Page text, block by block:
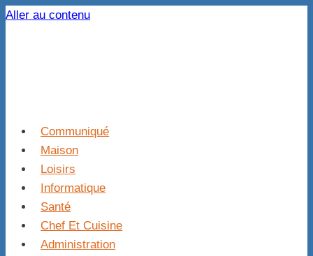
Aller au contenu
Communiqué
Maison
Loisirs
Informatique
Santé
Chef Et Cuisine
Administration